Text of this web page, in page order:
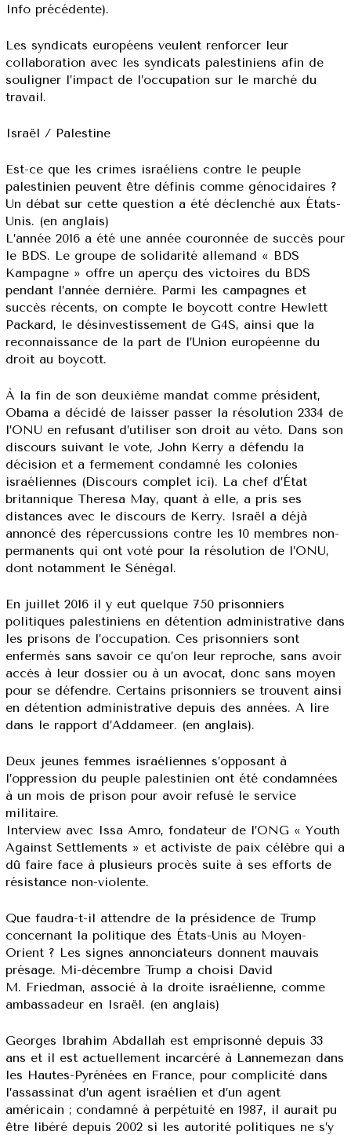
Info précédente).
Les syndicats européens veulent renforcer leur
collaboration avec les syndicats palestiniens afin de
souligner l’impact de l’occupation sur le marché du
travail.
Israël / Palestine
Est-ce que les crimes israéliens contre le peuple
palestinien peuvent être définis comme génocidaires ?
Un débat sur cette question a été déclenché aux États-
Unis. (en anglais)
L’année 2016 a été une année couronnée de succès pour
le BDS. Le groupe de solidarité allemand « BDS
Kampagne » offre un aperçu des victoires du BDS
pendant l’année dernière. Parmi les campagnes et
succès récents, on compte le boycott contre Hewlett
Packard, le désinvestissement de G4S, ainsi que la
reconnaissance de la part de l’Union européenne du
droit au boycott.
À la fin de son deuxième mandat comme président,
Obama a décidé de laisser passer la résolution 2334 de
l’ONU en refusant d’utiliser son droit au véto. Dans son
discours suivant le vote, John Kerry a défendu la
décision et a fermement condamné les colonies
israéliennes (Discours complet ici). La chef d’État
britannique Theresa May, quant à elle, a pris ses
distances avec le discours de Kerry. Israël a déjà
annoncé des répercussions contre les 10 membres non-
permanents qui ont voté pour la résolution de l’ONU,
dont notamment le Sénégal.
En juillet 2016 il y eut quelque 750 prisonniers
politiques palestiniens en détention administrative dans
les prisons de l’occupation. Ces prisonniers sont
enfermés sans savoir ce qu’on leur reproche, sans avoir
accès à leur dossier ou à un avocat, donc sans moyen
pour se défendre. Certains prisonniers se trouvent ainsi
en détention administrative depuis des années. A lire
dans le rapport d’Addameer. (en anglais).
Deux jeunes femmes israéliennes s’opposant à
l’oppression du peuple palestinien ont été condamnées
à un mois de prison pour avoir refusé le service
militaire.
Interview avec Issa Amro, fondateur de l’ONG « Youth
Against Settlements » et activiste de paix célèbre qui a
dû faire face à plusieurs procès suite à ses efforts de
résistance non-violente.
Que faudra-t-il attendre de la présidence de Trump
concernant la politique des États-Unis au Moyen-
Orient ? Les signes annonciateurs donnent mauvais
présage. Mi-décembre Trump a choisi David
M. Friedman, associé à la droite israélienne, comme
ambassadeur en Israël. (en anglais)
Georges Ibrahim Abdallah est emprisonné depuis 33
ans et il est actuellement incarcéré à Lannemezan dans
les Hautes-Pyrénées en France, pour complicité dans
l’assassinat d’un agent israélien et d’un agent
américain ; condamné à perpétuité en 1987, il aurait pu
être libéré depuis 2002 si les autorité politiques ne s’y